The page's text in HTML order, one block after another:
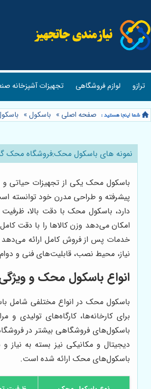
ترازو لوازم فروشگاهی تجهیزات آشپزخانه
صفحه اصلی » باسکول»
نمونه های باسکول محک:فروشگاه محک
باسکول محک یکی از تجهیزات حیاتی و
پیشرفته و طراحی مدرن خود توانسته است
دارد، باسکول محک با دقت بالا،
امکان می‌دهد وزن کالاها را با دقت
خدمات پس از فروش کامل ارائه می‌دهد
نیاز، محیط نصب، قابلیت‌های فنی و
انواع باسکول محک و
باسکول محک در انواع مختلفی شامل
برای کارخانه‌ها، کارگاه‌های تولیدی
باسکول‌های فروشگاهی بیشتر در
دیجیتال و مکانیکی نیز بسته به
باسکول‌های محک ارائه شده است.